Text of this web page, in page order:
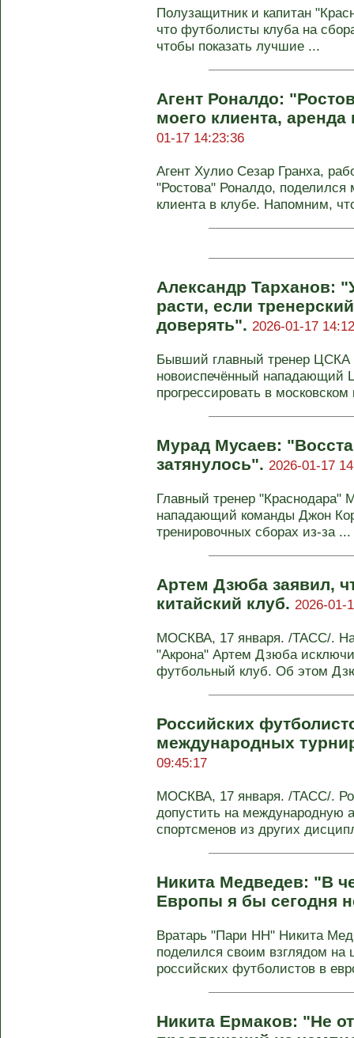
Полузащитник и капитан
что футболисты клуба на
чтобы показать лучшие ...
Агент Роналдо:
моего клиента,
01-17 14:23:36
Агент Хулио Сезар Гранха,
"Ростова" Роналдо,
клиента в клубе. Напомним,
Александр Тарханов:
расти, если
доверять". 2026-01-17
Бывший главный тренер ЦСКА
новоиспечённый нападающий
прогрессировать в
Мурад Мусаев:
затянулось". 2026-01-17
Главный тренер "Краснодара"
нападающий команды Джон
тренировочных сборах из‑за ...
Артем Дзюба заявил,
китайский клуб. 2026-01-
МОСКВА, 17 января. /ТАСС/.
"Акрона" Артем Дзюба
футбольный клуб. Об этом
Российских
международных
09:45:17
МОСКВА, 17 января. /ТАСС/.
допустить на международную
спортсменов из других
Никита Медведев: "В
Европы я бы сегодня
Вратарь "Пари НН" Никита
поделился своим взглядом на
российских футболистов в
Никита Ермаков: "Не